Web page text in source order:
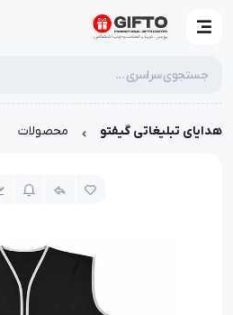
هدایای تبلیغاتی گیفتو محصولات